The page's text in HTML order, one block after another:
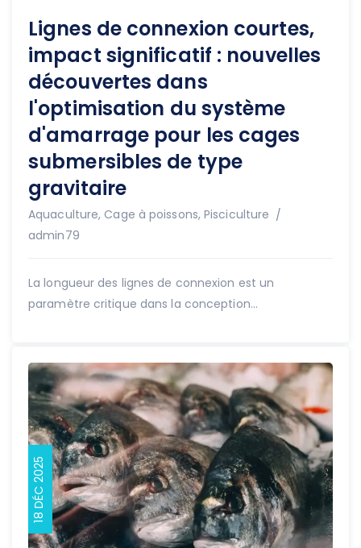
Lignes de connexion courtes,
impact significatif : nouvelles
découvertes dans
l'optimisation du système
d'amarrage pour les cages
submersibles de type
gravitaire
Aquaculture, Cage à poissons,Pisciculture
admin79
La longueur des lignes de connexion est un
paramètre critique dans la conception...
18 DÉC 2025